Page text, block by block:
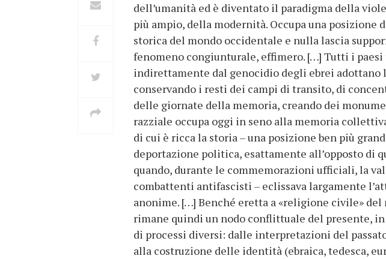
dell’umanità ed è diventato il paradigma della
più ampio, della modernità. Occupa una posizione
storica del mondo occidentale e nulla lascia
fenomeno congiunturale, effimero. […] Tutti i
indirettamente dal genocidio degli ebrei
conservando i resti dei campi di transito, di
delle giornate della memoria, creando dei
razziale occupa oggi in seno alla memoria
di cui è ricca la storia – una posizione ben più
deportazione politica, esattamente all’opposto di
quando, durante le commemorazioni ufficiali, la
combattenti antifascisti – eclissava largamente
anonime. […] Benché eretta a «religione civile» del
rimane quindi un nodo conflittuale del presente,
di processi diversi: dalle interpretazioni del
alla costruzione delle identità (ebraica, tedesca,